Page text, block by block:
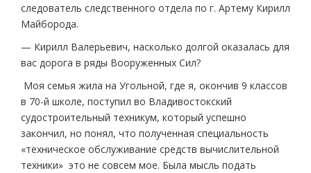
следователь следственного отдела по г. Артему Кирилл
Майборода.
— Кирилл Валерьевич, насколько долгой оказалась для
вас дорога в ряды Вооруженных Сил?
Моя семья жила на Угольной, где я, окончив 9 классов
в 70-й школе, поступил во Владивостокский
судостроительный техникум, который успешно
закончил, но понял, что полученная специальность
«техническое обслуживание средств вычислительной
техники» это не совсем мое. Была мысль подать